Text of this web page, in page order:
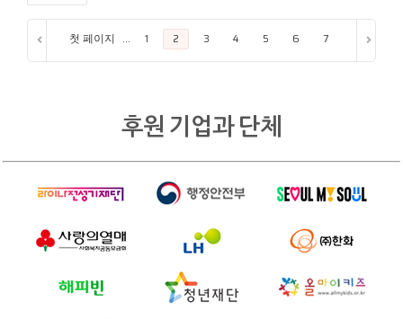
첫 페이지 ... 1 2 3 4 5 6 7 끝 페이지
후원 기업과 단체